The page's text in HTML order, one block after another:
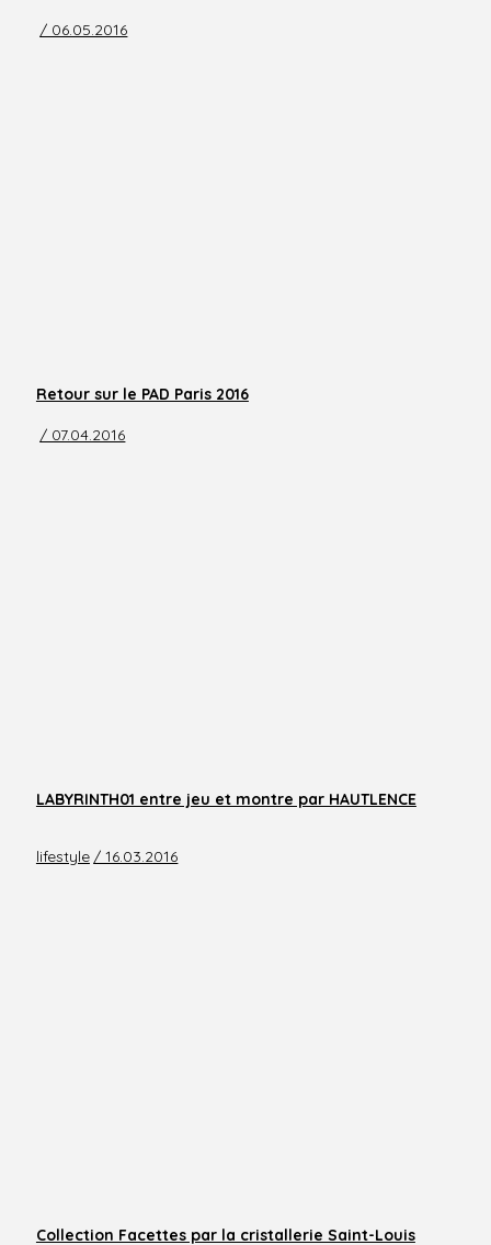
/ 06.05.2016
Retour sur le PAD Paris 2016
/ 07.04.2016
LABYRINTH01 entre jeu et montre par HAUTLENCE
lifestyle / 16.03.2016
Collection Facettes par la cristallerie Saint-Louis